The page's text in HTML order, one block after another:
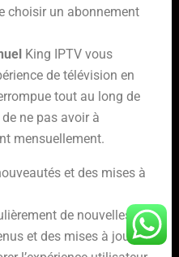
choisir un abonnement
King IPTV vous
de télévision en
tout au long de
ne pas avoir à
mensuellement.
et des mises à
de nouvelles
et des mises à jour